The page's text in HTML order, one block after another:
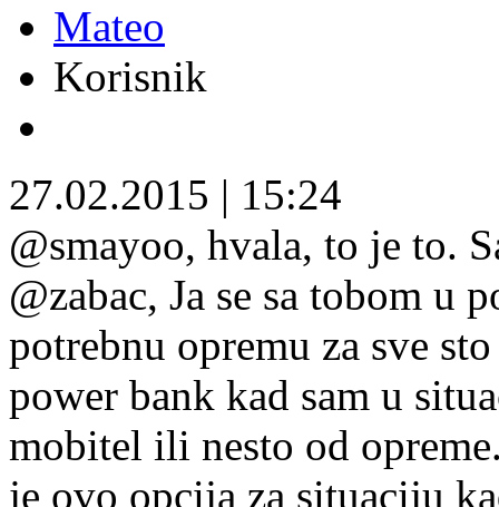
Mateo
Korisnik
27.02.2015 | 15:24
@smayoo, hvala, to je to.
@zabac, Ja se sa tobom u
potrebnu opremu za sve
power bank kad sam u
mobitel ili nesto od
je ovo opcija za situaciju